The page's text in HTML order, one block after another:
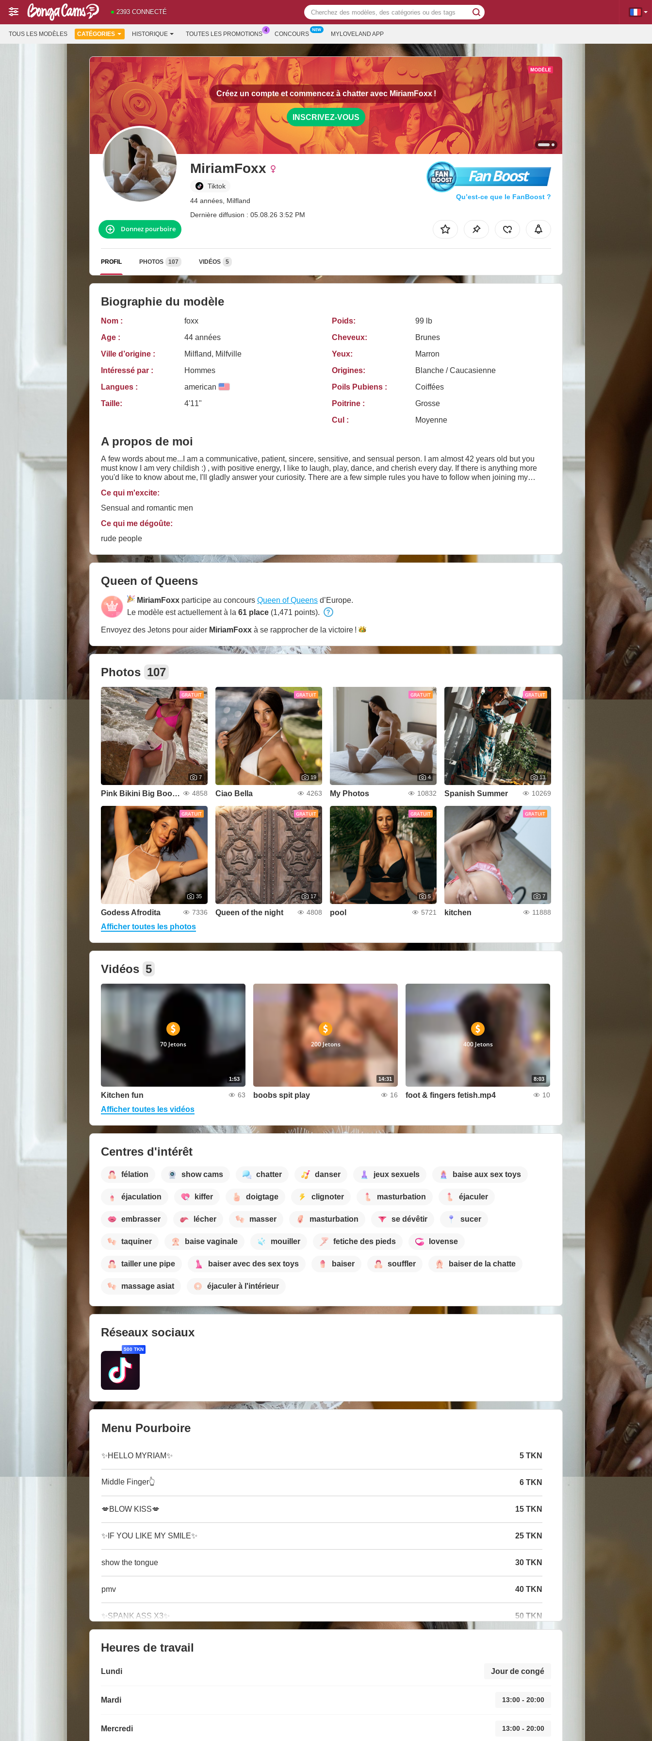
2393 CONNECTÉ
TOUS LES MODÈLES CATÉGORIES HISTORIQUE TOUTES LES PROMOTIONS CONCOURS MYLOVELAND APP
Créez un compte et commencez à chatter avec MiriamFoxx!
INSCRIVEZ-VOUS
MiriamFoxx
Tiktok
44 années, Milfland
Dernière diffusion : 05.08.26 3:52 PM
Fan Boost
Qu’est-ce que le FanBoost ?
Donnez pourboire
PROFIL PHOTOS 107 VIDÉOS 5
Biographie du modèle
Nom :
foxx
Age :
44 années
Ville d’origine :
Milfland, Milfville
Intéressé par :
Hommes
Langues :
american
Taille: 4'11"
Poids:
99 lb
Cheveux:
Brunes
Yeux:
Marron
Origines:
Blanche / Caucasienne
Poils Pubiens :
Coiffées
Poitrine :
Grosse
Cul :
Moyenne
A propos de moi
A few words about me...I am a communicative, patient, sincere, sensitive, and sensual person. I am almost 42 years old but you
must know I am very childish :) , with positive energy, I like to laugh, play, dance, and cherish every day. If there is anything more
you'd like to know about me, I'll gladly answer your curiosity. There are a few simple rules you have to follow when joining my
Ce qui m'excite:
Sensual and romantic men
Ce qui me dégoûte:
rude people
Queen of Queens
MiriamFoxx participe au concours Queen of Queens d’Europe.
Le modèle est actuellement à la 61 place (1,471 points).
Envoyez des Jetons pour aider MiriamFoxx à se rapprocher de la victoire !
Photos 107
GRATUIT
7
Pink Bikini Big Boobs 4858
GRATUIT
19
Ciao Bella 4263
GRATUIT
4
My Photos 10832
GRATUIT
13
Spanish Summer 10269
GRATUIT
35
Godess Afrodita 7336
GRATUIT
17
Queen of the night 4808
GRATUIT
5
pool 5721
GRATUIT
7
kitchen 11888
Afficher toutes les photos
Vidéos 5
1:53
70 Jetons
Kitchen fun 63
14:31
200 Jetons
boobs spit play 16
8:03
400 Jetons
foot & fingers fetish.mp4 10
Afficher toutes les vidéos
Centres d'intérêt
félation show cams chatter danser jeux sexuels baise aux sex toys
éjaculation kiffer doigtage clignoter masturbation éjaculer
embrasser lécher masser masturbation se dévêtir sucer
taquiner baise vaginale mouiller fetiche des pieds lovense
tailler une pipe baiser avec des sex toys baiser souffler baiser de la chatte
massage asiat éjaculer à l'intérieur
Réseaux sociaux
500 TKN
Menu Pourboire
✨HELLO MYRIAM✨ 5 TKN
Middle Finger👆 6 TKN
💋BLOW KISS💋 15 TKN
✨IF YOU LIKE MY SMILE✨ 25 TKN
show the tongue 30 TKN
pmv 40 TKN
✨SPANK ASS X3✨ 50 TKN
Heures de travail
Lundi Jour de congé
Mardi 13:00 - 20:00
Mercredi 13:00 - 20:00